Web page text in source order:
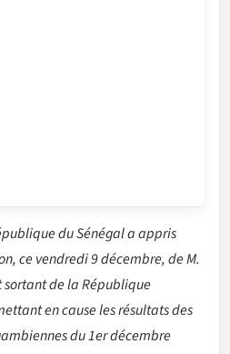
du Sénégal a appris
ce vendredi 9 décembre, de M.
sortant de la République
en cause les résultats des
du 1er décembre